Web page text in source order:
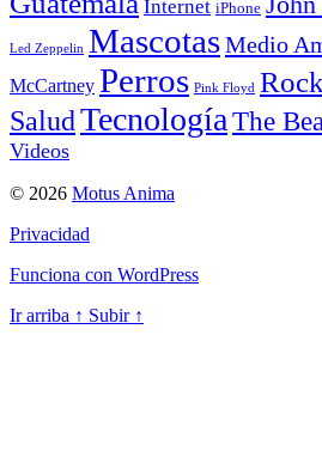
Internet iPhone
Led Zeppelin MascotasMedio
McCartney Perros Pink Floyd Rock
SaludTecnología The
Videos
© 2026 Motus Anima
Privacidad
Funciona con WordPress
Ir arriba ↑ Subir ↑